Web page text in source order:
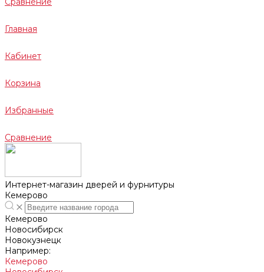
Главная
Кабинет
Корзина
Избранные
Сравнение
Интернет-магазин дверей и фурнитуры
Кемерово
Кемерово
Новосибирск
Новокузнецк
Например:
Кемерово